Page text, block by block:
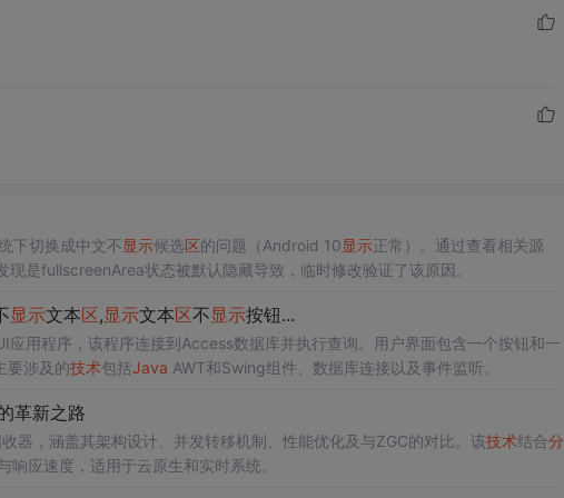
下切换成中文不显示候选区的问题（Android 10显示正常）。通过查看相关源
是fullscreenArea状态被默认隐藏导致，临时修改验证了该原因。
显示文本区,显示文本区不显示按钮...
应用程序，该程序连接到Access数据库并执行查询。用户界面包含一个按钮和一
要涉及的技术包括Java AWT和Swing组件、数据库连接以及事件监听。
革新之路
器，涵盖其架构设计、并发转移机制、性能优化及与ZGC的对比。该技术结合分
响应速度，适用于云原生和实时系统。